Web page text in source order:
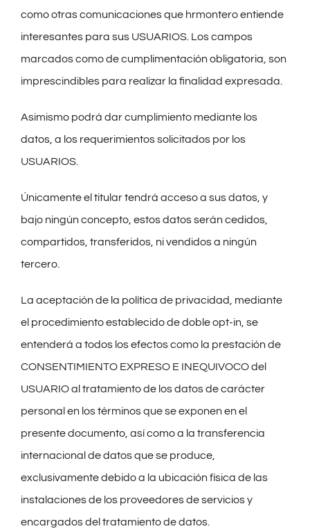
como otras comunicaciones que hrmontero entiende
interesantes para sus USUARIOS. Los campos
marcados como de cumplimentación obligatoria, son
imprescindibles para realizar la finalidad expresada.
Asimismo podrá dar cumplimiento mediante los
datos, a los requerimientos solicitados por los
USUARIOS.
Únicamente el titular tendrá acceso a sus datos, y
bajo ningún concepto, estos datos serán cedidos,
compartidos, transferidos, ni vendidos a ningún
tercero.
La aceptación de la política de privacidad, mediante
el procedimiento establecido de doble opt-in, se
entenderá a todos los efectos como la prestación de
CONSENTIMIENTO EXPRESO E INEQUIVOCO del
USUARIO al tratamiento de los datos de carácter
personal en los términos que se exponen en el
presente documento, así como a la transferencia
internacional de datos que se produce,
exclusivamente debido a la ubicación física de las
instalaciones de los proveedores de servicios y
encargados del tratamiento de datos.